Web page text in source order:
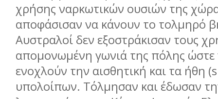
χρήσης ναρκωτικών ουσιών της
αποφάσισαν να κάνουν το τολμηρό
Αυστραλοί δεν εξοστράκισαν τους
απομονωμένη γωνιά της πόλης
ενοχλούν την αισθητική και τα ήθη
υπολοίπων. Τόλμησαν και έδωσαν